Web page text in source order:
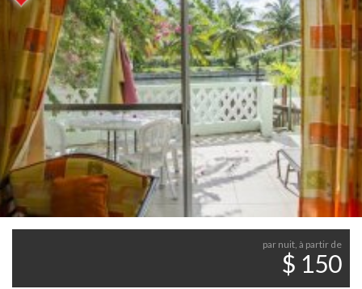
par nuit, à partir de
$ 150